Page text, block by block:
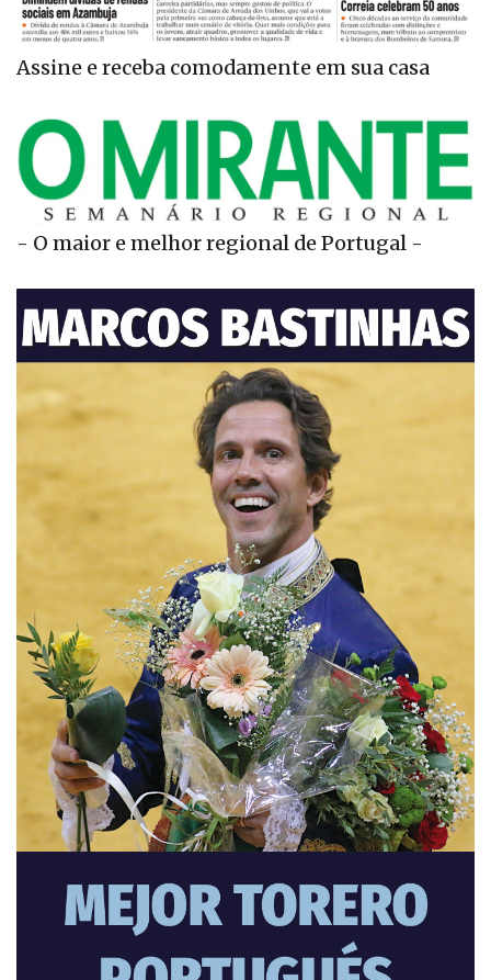
Assine e receba comodamente em sua casa
- O maior e melhor regional de Portugal -